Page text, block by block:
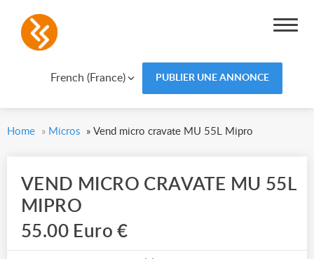
French (France) PUBLIER UNE ANNONCE
Home » Micros » Vend micro cravate MU 55L Mipro
VEND MICRO CRAVATE MU 55L
MIPRO
55.00 Euro €